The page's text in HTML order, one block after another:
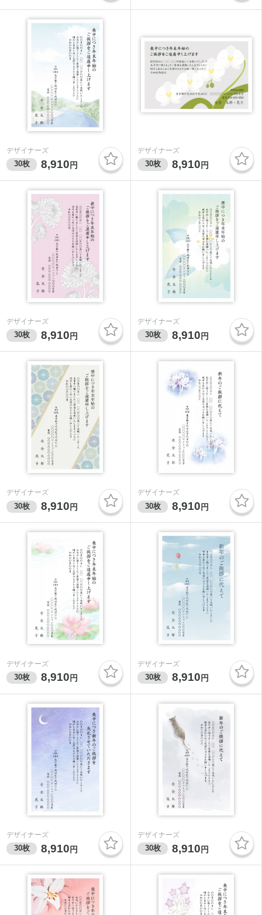
デザイナーズ
30枚 8,910 円
デザイナーズ
30枚 8,910 円
デザイナーズ
30枚 8,910 円
デザイナーズ
30枚 8,910 円
デザイナーズ
30枚 8,910 円
デザイナーズ
30枚 8,910 円
デザイナーズ
30枚 8,910 円
デザイナーズ
30枚 8,910 円
デザイナーズ
30枚 8,910 円
デザイナーズ
30枚 8,910 円